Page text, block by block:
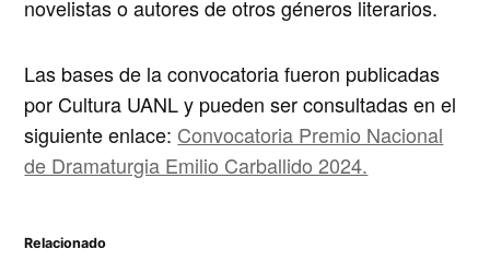
novelistas o autores de otros géneros literarios.
Las bases de la convocatoria fueron publicadas
por Cultura UANL y pueden ser consultadas en el
siguiente enlace: Convocatoria Premio Nacional
de Dramaturgia Emilio Carballido 2024.
Relacionado